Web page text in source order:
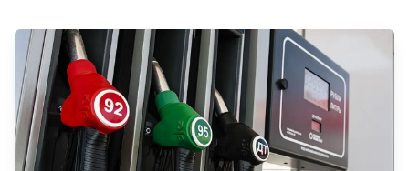
Білім және Ғылым
Оқиға
Спорт
Ауа райы
Денсаулық
Бизнес
Қылмыс